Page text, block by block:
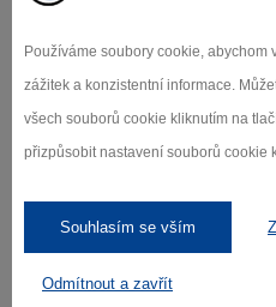
Používáme soubory cookie, abychom
zážitek a konzistentní informace.
všech souborů cookie kliknutím na
přizpůsobit nastavení souborů cookie
Souhlasím se vším
Odmítnout a zavřít
dřevěných chodníčcích
Zelené hory nabízí
zámek.